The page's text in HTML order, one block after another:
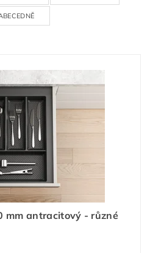
mm antracitový - různé